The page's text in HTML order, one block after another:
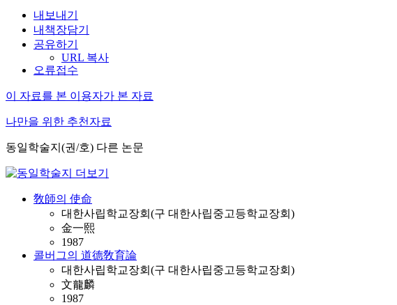
내보내기
내책장담기
공유하기
URL 복사
오류접수
이 자료를 본 이용자가 본 자료
나만을 위한 추천자료
동일학술지(권/호) 다른 논문
敎師의 使命
대한사립학교장회(구 대한사립중고등학교장회)
金一熙
1987
콜버그의 道德敎育論
대한사립학교장회(구 대한사립중고등학교장회)
文龍麟
1987